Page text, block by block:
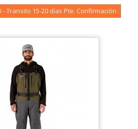
- Transito 15-20 días Pte. Confirmación